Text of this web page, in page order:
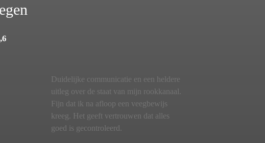
Duidelijke communicatie en een heldere
uitleg over de staat van mijn rookkanaal.
Fijn dat ik na afloop een veegbewijs
kreeg. Het geeft vertrouwen dat alles
goed is gecontroleerd.